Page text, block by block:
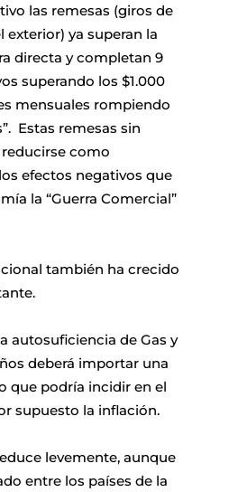
las remesas (giros de
ya superan la
directa y completan 9
superando los $1.000
mensuales rompiendo
Estas remesas sin
como
efectos negativos que
la “Guerra Comercial”
también ha crecido
autosuficiencia de Gas y
deberá importar una
que podría incidir en el
supuesto la inflación.
levemente, aunque
entre los países de la